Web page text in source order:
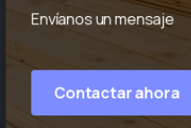
Envíanos un mensaje
Contactar ahora